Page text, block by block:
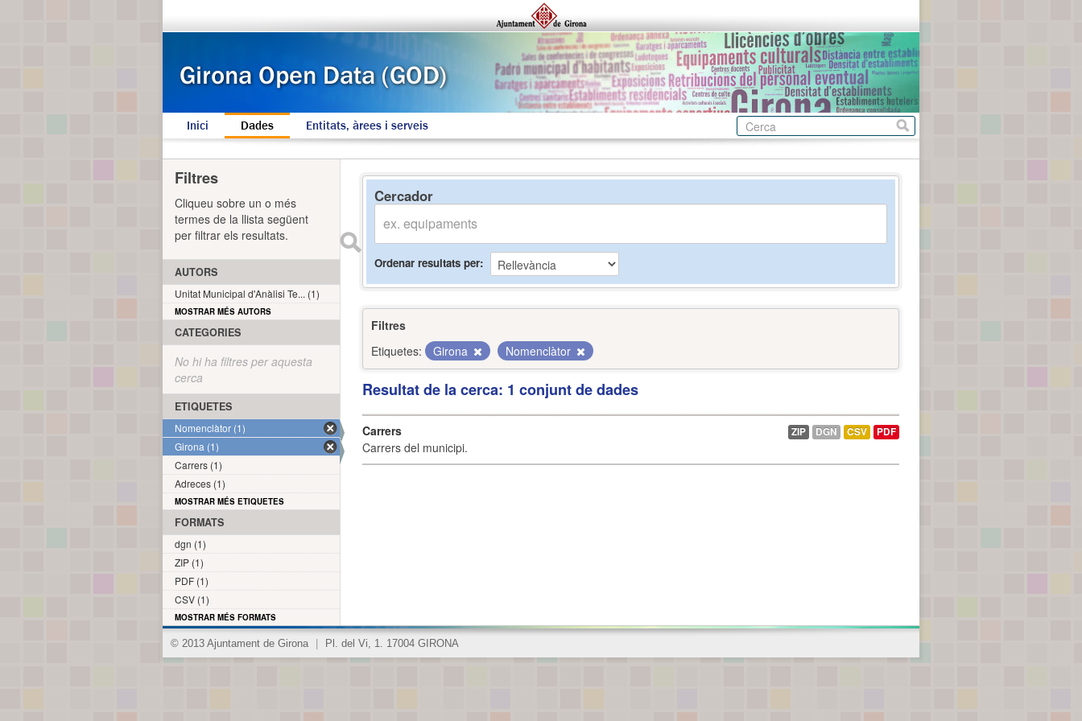
Inici Dades Entitats, àrees i serveis
Cercador
Ordenar resultats per
Filtres
Etiquetes:
Girona Nomenclàtor
Resultat de la cerca: 1 conjunt de dades
Carrers
Carrers del municipi.
ZIP DGN CSV PDF
Filtres
Cliqueu sobre un o més
termes de la llista següent
per filtrar els resultats.
AUTORS
Unitat Municipal d'Anàlisi Te... (1)
MOSTRAR MÉS AUTORS
CATEGORIES
No hi ha filtres per aquesta
cerca
ETIQUETES
Nomenclàtor (1)
Girona (1)
Carrers (1)
Adreces (1)
MOSTRAR MÉS ETIQUETES
FORMATS
dgn (1)
ZIP (1)
PDF (1)
CSV (1)
MOSTRAR MÉS FORMATS
© 2013 Ajuntament de Girona Pl. del Vi, 1. 17004 GIRONA